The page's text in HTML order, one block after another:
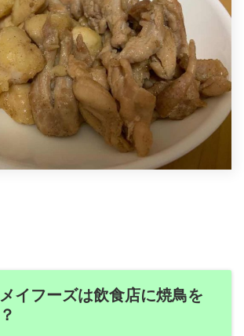
メイフーズは飲食店に焼鳥を